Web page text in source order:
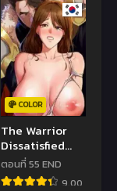
COLOR
The Warrior
Dissatisfied
with Everyone
ตอนที่ 55 END
9.00